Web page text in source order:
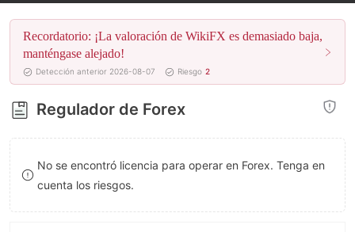
5
6
7
8
9
3
4
5
6
7
8
9
7
8
9
Recordatorio: ¡La valoración de WikiFX es demasiado baja,
manténgase alejado!
Detección anterior 2026-08-07 Riesgo 2
Regulador de Forex
No se encontró licencia para operar en Forex. Tenga en
cuenta los riesgos.